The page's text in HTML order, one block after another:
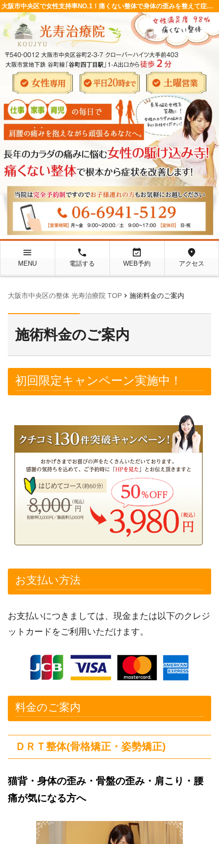
大阪市中央区で女性支持率NO.1！痛くない整体で身体の歪みを整えて症状の根本改善を目指します！
menu
MENU
local_phone
電話する
event_available
WEB予約
location_on
アクセス
大阪市中央区の整体 光寿治療院 TOP chevron_right 施術料金のご案内
施術料金のご案内
初回限定キャンペーン実施中！
お支払い方法
お支払いにつきましては、現金または以下のクレジ
ットカードをご利用いただけます。
料金のご案内
ＤＲＴ整体(骨格矯正・姿勢矯正)
猫背・身体の歪み・骨盤の歪み・肩こり・腰
痛が気になる方へ